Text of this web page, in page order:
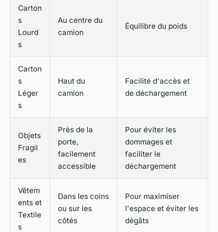
Carton
s
Lourd
s
Au centre du
camion
Équilibre du poids
Carton
s
Léger
s
Haut du
camion
Facilité d'accès et
de déchargement
Objets
Fragil
es
Près de la
porte,
facilement
accessible
Pour éviter les
dommages et
faciliter le
déchargement
Vêtem
ents et
Textile
s
Dans les coins
ou sur les
côtés
Pour maximiser
l'espace et éviter les
dégâts